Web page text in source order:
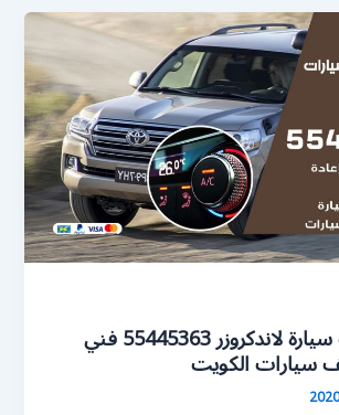
تصليح مكيف سيارة لاندكروزر 55445363 فني
سيارات الكويت